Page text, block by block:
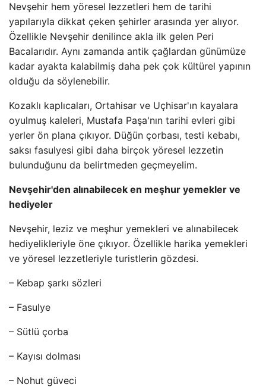
Nevşehir hem yöresel lezzetleri hem de tarihi
yapılarıyla dikkat çeken şehirler arasında yer alıyor.
Özellikle Nevşehir denilince akla ilk gelen Peri
Bacalarıdır. Aynı zamanda antik çağlardan günümüze
kadar ayakta kalabilmiş daha pek çok kültürel yapının
olduğu da söylenebilir.
Kozaklı kaplıcaları, Ortahisar ve Uçhisar'ın kayalara
oyulmuş kaleleri, Mustafa Paşa'nın tarihi evleri gibi
yerler ön plana çıkıyor. Düğün çorbası, testi kebabı,
saksı fasulyesi gibi daha birçok yöresel lezzetin
bulunduğunu da belirtmeden geçmeyelim.
Nevşehir'den alınabilecek en meşhur yemekler ve
hediyeler
Nevşehir, leziz ve meşhur yemekleri ve alınabilecek
hediyelikleriyle öne çıkıyor. Özellikle harika yemekleri
ve yöresel lezzetleriyle turistlerin gözdesi.
– Kebap şarkı sözleri
– Fasulye
– Sütlü çorba
– Kayısı dolması
– Nohut güveci